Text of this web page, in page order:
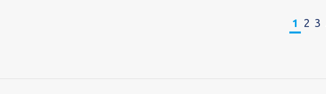
1 2 3